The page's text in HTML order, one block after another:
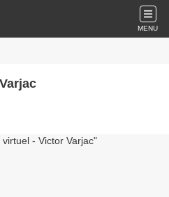
MENU